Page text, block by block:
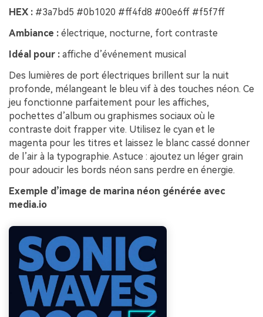
HEX : #3a7bd5 #0b1020 #ff4fd8 #00e6ff #f5f7ff
Ambiance : électrique, nocturne, fort contraste
Idéal pour : affiche d’événement musical
Des lumières de port électriques brillent sur la nuit
profonde, mélangeant le bleu vif à des touches néon. Ce
jeu fonctionne parfaitement pour les affiches,
pochettes d’album ou graphismes sociaux où le
contraste doit frapper vite. Utilisez le cyan et le
magenta pour les titres et laissez le blanc cassé donner
de l’air à la typographie. Astuce : ajoutez un léger grain
pour adoucir les bords néon sans perdre en énergie.
Exemple d’image de marina néon générée avec
media.io